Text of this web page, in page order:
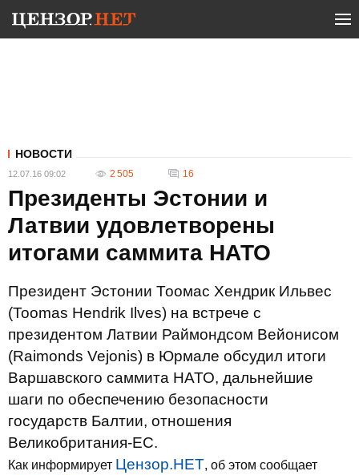
НОВОСТИ
12.07.16 09:02 2 505 16
Президенты Эстонии и
Латвии удовлетворены
итогами саммита НАТО
Президент Эстонии Тоомас Хендрик Ильвес
(Toomas Hendrik Ilves) на встрече с
президентом Латвии Раймондсом Вейонисом
(Raimonds Vejonis) в Юрмале обсудил итоги
Варшавского саммита НАТО, дальнейшие
шаги по обеспечению безопасности
государств Балтии, отношения
Великобритания-ЕС.
Как информирует Цензор.НЕТ, об этом сообщает